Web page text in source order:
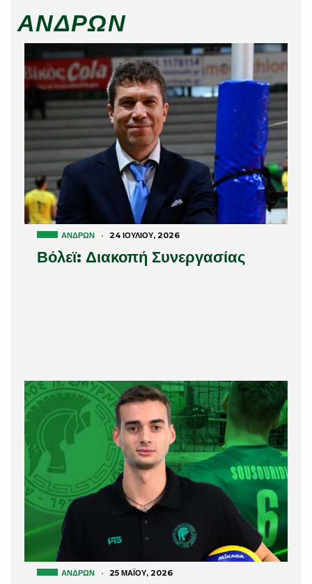
ΑΝΔΡΏΝ
ΑΝΔΡΏΝ · 24 ΙΟΥΛΊΟΥ, 2026
Βόλεϊ: Διακοπή Συνεργασίας
ΑΝΔΡΏΝ · 25 ΜΑΪ́ΟΥ, 2026